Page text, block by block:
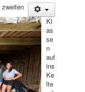
Kl
as
se
n
auf
ins
Ke
lte